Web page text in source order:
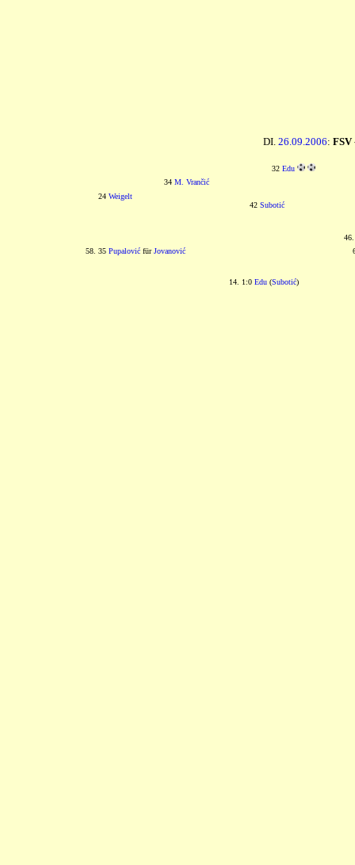
DI. 26.09.2006:
32 Edu
34 M. Vrančić
24 Weigelt
42 Subotić
58. 35 Pupalović fürJovanović
14. 1:0 Edu(Subotić)